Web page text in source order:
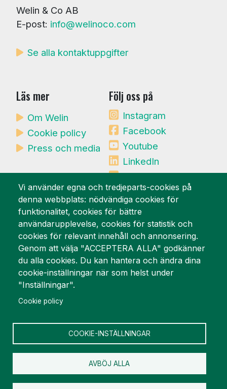
Welin & Co AB
E-post: info@welinoco.com
Se alla kontaktuppgifter
Läs mer
Om Welin
Cookie policy
Press och media
Följ oss på
Instagram
Facebook
Youtube
LinkedIn
Mynewsdesk
Vi är stolta över
Vi använder egna och tredjeparts-cookies på
denna webbplats: nödvändiga cookies för
funktionalitet, cookies för bättre
användarupplevelse, cookies för statistik och
cookies för relevant innehåll och annonsering.
Genom att välja "ACCEPTERA ALLA" godkänner
du alla cookies. Du kan hantera och ändra dina
cookie-inställningar när som helst under
"Inställningar".
Cookie policy
COOKIE-INSTÄLLNINGAR
AVBÖJ ALLA